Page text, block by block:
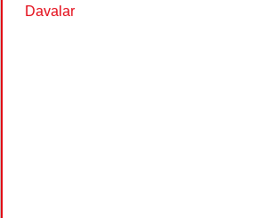
Davalar